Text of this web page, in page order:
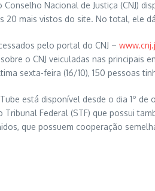
Conselho Nacional de Justiça (CNJ)
20 mais vistos do site. No total, ele
pelo portal do CNJ –
o CNJ veiculadas nas principais
sexta-feira (16/10), 150 pessoas
está disponível desde o dia 1º
Federal (STF) que possui
que possuem cooperação